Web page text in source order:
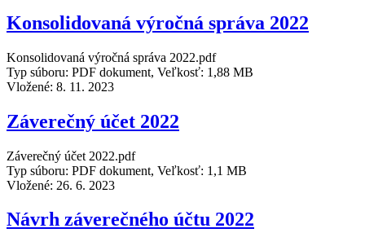
Konsolidovaná výročná správa 2022
Konsolidovaná výročná správa 2022.pdf
Typ súboru: PDF dokument, Veľkosť: 1,88 MB
Vložené: 8. 11. 2023
Záverečný účet 2022
Záverečný účet 2022.pdf
Typ súboru: PDF dokument, Veľkosť: 1,1 MB
Vložené: 26. 6. 2023
Návrh záverečného účtu 2022